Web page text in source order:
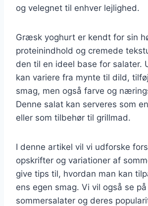
og velegnet til enhver lejlighed.
Græsk yoghurt er kendt for sin
proteinindhold og cremede
den til en ideel base for salater.
kan variere fra mynte til dild,
smag, men også farve og
Denne salat kan serveres som
eller som tilbehør til grillmad.
I denne artikel vil vi udforske
opskrifter og variationer af
give tips til, hvordan man kan
ens egen smag. Vi vil også se
sommersalater og deres